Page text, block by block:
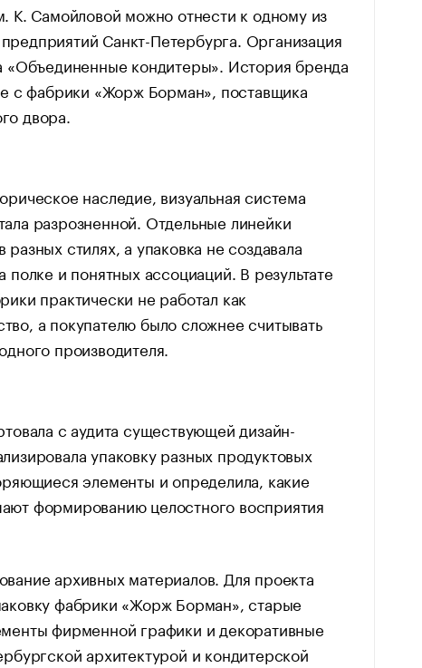
К. Самойловой можно отнести к одному из
Санкт-Петербурга. Организация
«Объединенные кондитеры». История бренда
с фабрики «Жорж Борман», поставщика
двора.
наследие, визуальная система
разрозненной. Отдельные линейки
стилях, а упаковка не создавала
и понятных ассоциаций. В результате
практически не работал как
а покупателю было сложнее считывать
производителя.
с аудита существующей дизайн-
упаковку разных продуктовых
элементы и определила, какие
формированию целостного восприятия
архивных материалов. Для проекта
фабрики «Жорж Борман», старые
фирменной графики и декоративные
архитектурой и кондитерской